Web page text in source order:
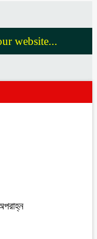
website...